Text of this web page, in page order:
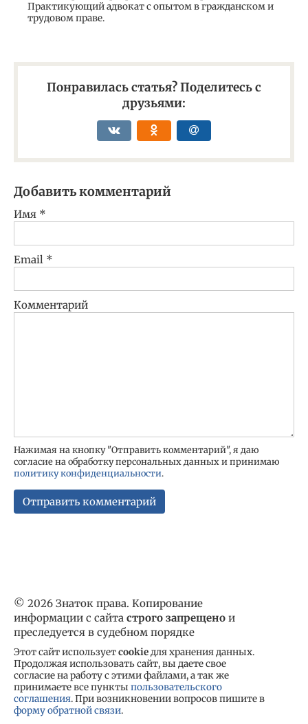
Практикующий адвокат с опытом в гражданском и
трудовом праве.
Понравилась статья? Поделитесь с
друзьями:
Добавить комментарий
Имя *
Email *
Комментарий
Нажимая на кнопку "Отправить комментарий", я даю
согласие на обработку персональных данных и принимаю
политику конфиденциальности.
© 2026 Знаток права. Копирование
информации с сайта строго запрещено и
преследуется в судебном порядке
Этот сайт используетcookieдля хранения данных.
Продолжая использовать сайт, вы даете свое
согласие на работу с этими файлами, а так же
принимаете все пункты пользовательского
соглашения. При возникновении вопросов пишите в
форму обратной связи.